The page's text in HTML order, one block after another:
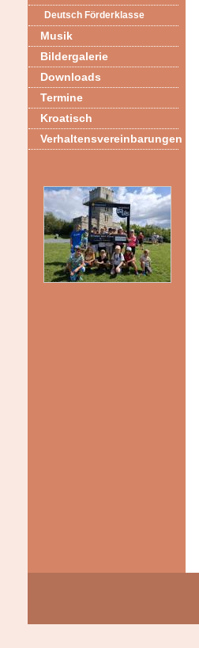
Deutsch Förderklasse
Musik
Bildergalerie
Downloads
Termine
Kroatisch
Verhaltensvereinbarungen